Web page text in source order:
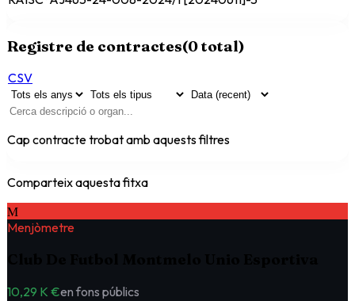
Registre de contractes(0total)
CSV
Cap contracte trobat amb aquests filtres
Comparteix aquesta fitxa
M
Menjòmetre
10,29 K €en fons públics